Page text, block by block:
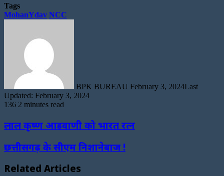
Tags
MohanYdav NCC
BPK BUREAU February 3, 2024Last
Updated: February 3, 2024
136 2 minutes read
लाल कृष्ण आडवाणी को भारत रत्न
छत्तीसगढ़ के सीएम निशानेबाज !
Related Articles